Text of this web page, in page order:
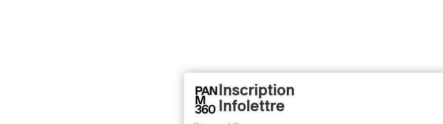
Inscription
Infolettre